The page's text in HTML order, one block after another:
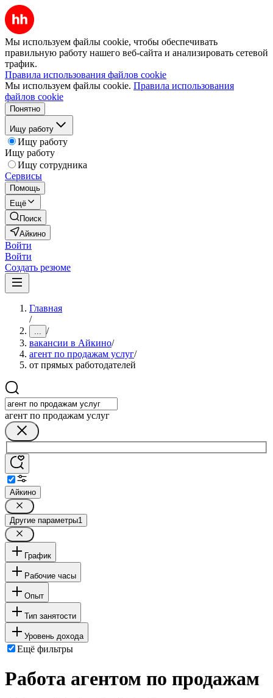
Мы используем файлы cookie, чтобы обеспечивать
правильную работу нашего веб-сайта и анализировать сетевой
трафик.
Правила использования файлов cookie
Мы используем файлы cookie. Правила использования
файлов cookie
Понятно
Ищу работу
Ищу работу
Ищу работу
Ищу сотрудника
Сервисы
Помощь
Ещё
Поиск
Айкино
Войти
Войти
Создать резюме
Главная
/
... /
вакансии в Айкино/
агент по продажам услуг/
от прямых работодателей
агент по продажам услуг
Айкино
Другие параметры1
График
Рабочие часы
Опыт
Тип занятости
Уровень дохода
Ещё фильтры
Работа агентом по продажам